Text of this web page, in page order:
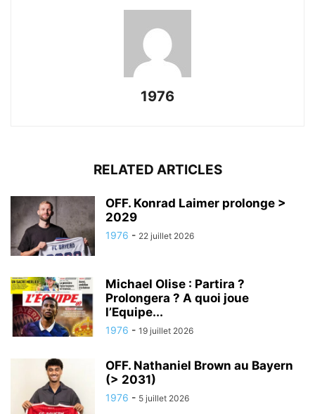
1976
RELATED ARTICLES
OFF. Konrad Laimer prolonge >
2029
1976 - 22 juillet 2026
Michael Olise : Partira ?
Prolongera ? A quoi joue
l’Equipe...
1976 - 19 juillet 2026
OFF. Nathaniel Brown au Bayern
(> 2031)
1976 - 5 juillet 2026